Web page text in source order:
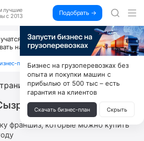
лучшие
с 2013
Подобрать →
пользоваться ИИ, вы можете
на их обучении по 500 тыс. каждый
план ↓
10
франшиз, которые можно купить
Бизнес на грузоперевозках без
опыта и покупки машин с
прибылью от 500 тыс – есть
гарантия на клиентов
Скачать бизнес-план Скрыть